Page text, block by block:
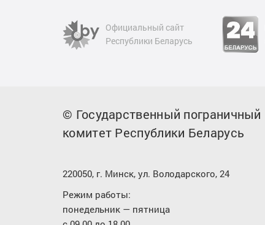
Официальный сайт
Республики Беларусь
© Государственный пограничный
комитет Республики Беларусь
220050, г. Минск, ул. Володарского, 24
Режим работы:
понедельник — пятница